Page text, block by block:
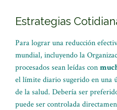
Estrategias
Para lograr una reducción
mundial, incluyendo la
procesados sean leídas con
el límite diario sugerido en una
de la salud. Debería ser
puede ser controlada